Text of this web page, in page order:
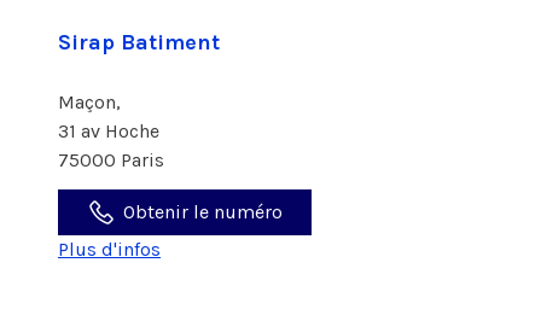
Sirap Batiment
Maçon,
31 av Hoche
75000 Paris
Obtenir le numéro
Plus d'infos